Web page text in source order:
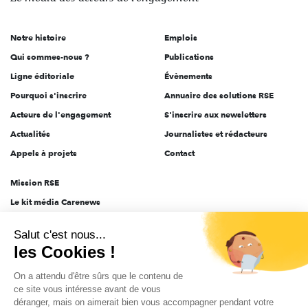
l'engagement
Notre histoire
Qui sommes-nous ?
Ligne éditoriale
Pourquoi s'inscrire
Acteurs de l'engagement
Actualités
Appels à projets
Emplois
Publications
Évènements
Annuaire des solutions RSE
S'inscrire aux newsletters
Journalistes et rédacteurs
Contact
Mission RSE
Le kit média Carenews
AEF info
Novethic
PRODURABLE
Inclusiv Day
Salut c'est nous...
les Cookies !
On a attendu d'être sûrs que le contenu de
ce site vous intéresse avant de vous
déranger, mais on aimerait bien vous accompagner pendant votre